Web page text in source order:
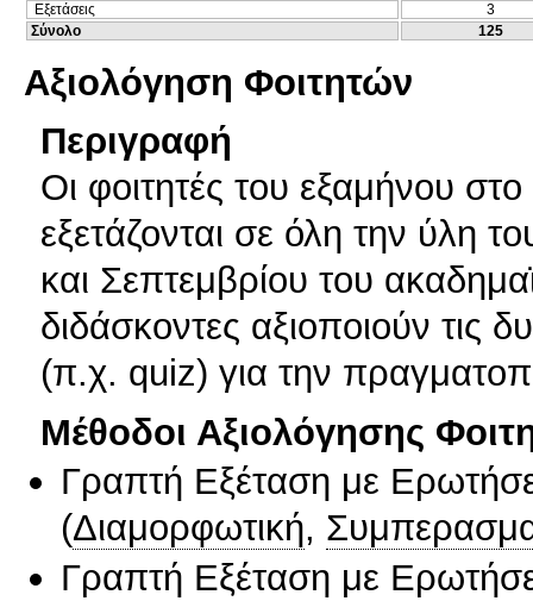
Εξετάσεις
3
Σύνολο
125
Αξιολόγηση Φοιτητών
Περιγραφή
Οι φοιτητές του εξαμήνου
εξετάζονται σε όλη την ύλη
και Σεπτεμβρίου του
διδάσκοντες αξιοποιούν τις
(π.χ. quiz) για την
Μέθοδοι Αξιολόγησης
Γραπτή Εξέταση με
(Διαμορφωτική,
Γραπτή Εξέταση με